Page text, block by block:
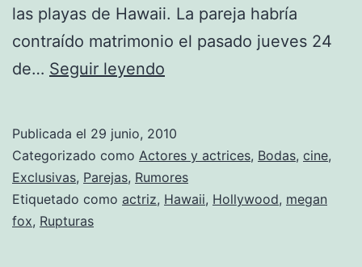
las playas de Hawaii. La pareja habría
contraído matrimonio el pasado jueves 24
de… Seguir leyendo
haberse
casado
con
Publicada el 29 junio, 2010
Categorizado como Actores y actrices, Bodas, cine,
Exclusivas, Parejas, Rumores
Etiquetado como actriz, Hawaii, Hollywood, megan
fox, Rupturas